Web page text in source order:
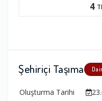
4
Şehiriçi Taşıma
Oluşturma Tarihi